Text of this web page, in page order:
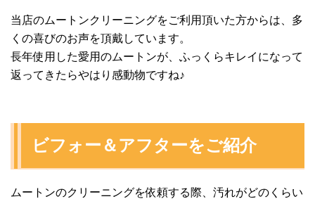
当店のムートンクリーニングをご利用頂いた方からは、多
くの喜びのお声を頂戴しています。
長年使用した愛用のムートンが、ふっくらキレイになって
返ってきたらやはり感動物ですね♪
ビフォー＆アフターをご紹介
ムートンのクリーニングを依頼する際、汚れがどのくらい